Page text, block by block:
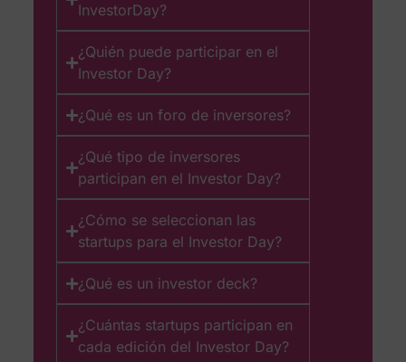
InvestorDay?
¿Quién puede participar en el
Investor Day?
¿Qué es un foro de inversores?
¿Qué tipo de inversores
participan en el Investor Day?
¿Cómo se seleccionan las
startups para el Investor Day?
¿Qué es un investor deck?
¿Cuántas startups participan en
cada edición del Investor Day?